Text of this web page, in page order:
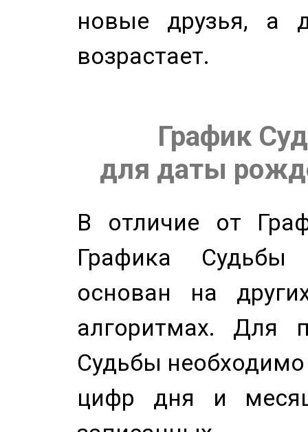
новые друзья, а
возрастает.
График
для даты
В отличие от
Графика
основан на
алгоритмах. Для
Судьбы
цифр дня и